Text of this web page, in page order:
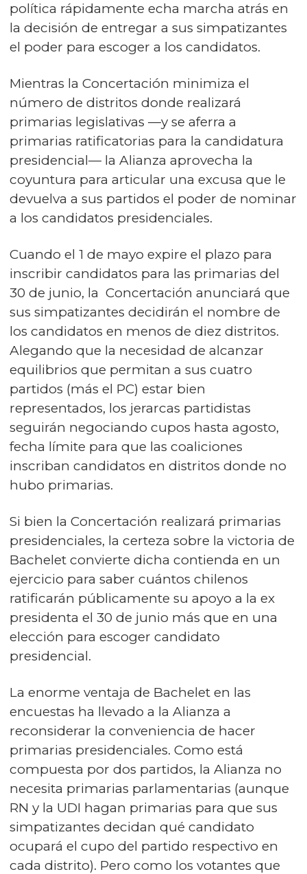
política rápidamente echa marcha atrás en
la decisión de entregar a sus simpatizantes
el poder para escoger a los candidatos.
Mientras la Concertación minimiza el
número de distritos donde realizará
primarias legislativas —y se aferra a
primarias ratificatorias para la candidatura
presidencial— la Alianza aprovecha la
coyuntura para articular una excusa que le
devuelva a sus partidos el poder de nominar
a los candidatos presidenciales.
Cuando el 1 de mayo expire el plazo para
inscribir candidatos para las primarias del
30 de junio, la Concertación anunciará que
sus simpatizantes decidirán el nombre de
los candidatos en menos de diez distritos.
Alegando que la necesidad de alcanzar
equilibrios que permitan a sus cuatro
partidos (más el PC) estar bien
representados, los jerarcas partidistas
seguirán negociando cupos hasta agosto,
fecha límite para que las coaliciones
inscriban candidatos en distritos donde no
hubo primarias.
Si bien la Concertación realizará primarias
presidenciales, la certeza sobre la victoria de
Bachelet convierte dicha contienda en un
ejercicio para saber cuántos chilenos
ratificarán públicamente su apoyo a la ex
presidenta el 30 de junio más que en una
elección para escoger candidato
presidencial.
La enorme ventaja de Bachelet en las
encuestas ha llevado a la Alianza a
reconsiderar la conveniencia de hacer
primarias presidenciales. Como está
compuesta por dos partidos, la Alianza no
necesita primarias parlamentarias (aunque
RN y la UDI hagan primarias para que sus
simpatizantes decidan qué candidato
ocupará el cupo del partido respectivo en
cada distrito). Pero como los votantes que